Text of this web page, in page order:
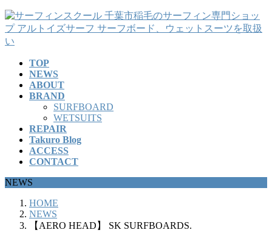
コ
ン
テ
ナ
ビ
ゲ
TOP
NEWS
ABOUT
BRAND
SURFBOARD
WETSUITS
REPAIR
Takuro Blog
ACCESS
CONTACT
NEWS
HOME
NEWS
【AERO HEAD】 SK SURFBOARDS.